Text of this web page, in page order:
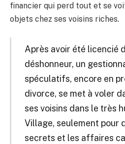
financier qui perd tout et se
objets chez ses voisins riches.
Après avoir été licencié
déshonneur, un
spéculatifs, encore en
divorce, se met à voler
ses voisins dans le très
Village, seulement pour
secrets et les affaires